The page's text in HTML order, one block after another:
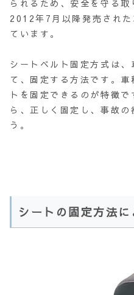
られるため、安全を守る取
2012年7月以降発売され
ています。
シートベルト固定方式は
て、固定する方法です。
トを固定できるのが特徴
ら、正しく固定し、事故
う。
シートの固定方法に